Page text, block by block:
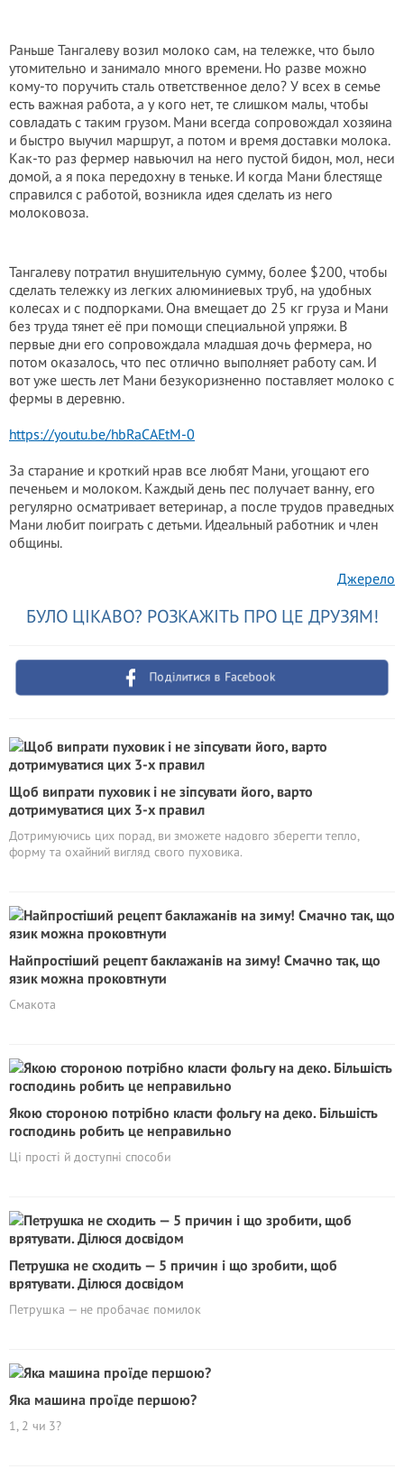
Раньше Тангалеву возил молоко сам, на тележке, что было
утомительно и занимало много времени. Но разве можно
кому-то поручить сталь ответственное дело? У всех в семье
есть важная работа, а у кого нет, те слишком малы, чтобы
совладать с таким грузом. Мани всегда сопровождал хозяина
и быстро выучил маршрут, а потом и время доставки молока.
Как-то раз фермер навьючил на него пустой бидон, мол, неси
домой, а я пока передохну в теньке. И когда Мани блестяще
справился с работой, возникла идея сделать из него
молоковоза.
Тангалеву потратил внушительную сумму, более $200, чтобы
сделать тележку из легких алюминиевых труб, на удобных
колесах и с подпорками. Она вмещает до 25 кг груза и Мани
без труда тянет её при помощи специальной упряжи. В
первые дни его сопровождала младшая дочь фермера, но
потом оказалось, что пес отлично выполняет работу сам. И
вот уже шесть лет Мани безукоризненно поставляет молоко с
фермы в деревню.
https://youtu.be/hbRaCAEtM-0
За старание и кроткий нрав все любят Мани, угощают его
печеньем и молоком. Каждый день пес получает ванну, его
регулярно осматривает ветеринар, а после трудов праведных
Мани любит поиграть с детьми. Идеальный работник и член
общины.
Джерело
БУЛО ЦІКАВО? РОЗКАЖІТЬ ПРО ЦЕ ДРУЗЯМ!
Поділитися в Facebook
Щоб випрати пуховик і не зіпсувати його, варто
дотримуватися цих 3-х правил
Дотримуючись цих порад, ви зможете надовго зберегти тепло,
форму та охайний вигляд свого пуховика.
Найпростіший рецепт баклажанів на зиму! Смачно так, що
язик можна проковтнути
Смакота
Якою стороною потрібно класти фольгу на деко. Більшість
господинь робить це неправильно
Ці прості й доступні способи
Петрушка не сходить — 5 причин і що зробити, щоб
врятувати. Ділюся досвідом
Петрушка — не пробачає помилок
Яка машина проїде першою?
1, 2 чи 3?